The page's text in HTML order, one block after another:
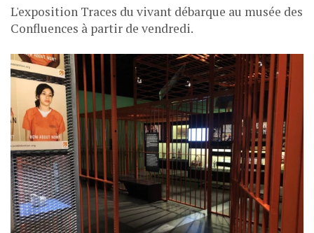
L'exposition Traces du vivant débarque au musée des
Confluences à partir de vendredi.